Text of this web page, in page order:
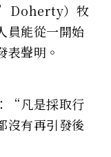
）牧
員能從一開始
表聲明。
“凡是採取行
沒有再引發後